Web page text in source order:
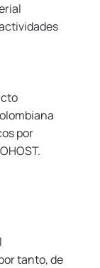
por
tanto, de